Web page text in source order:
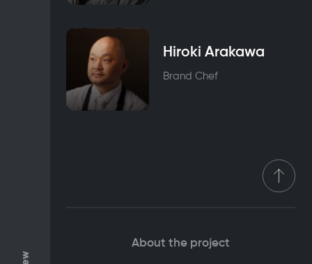
Hiroki Arakawa
Brand Chef
About the project